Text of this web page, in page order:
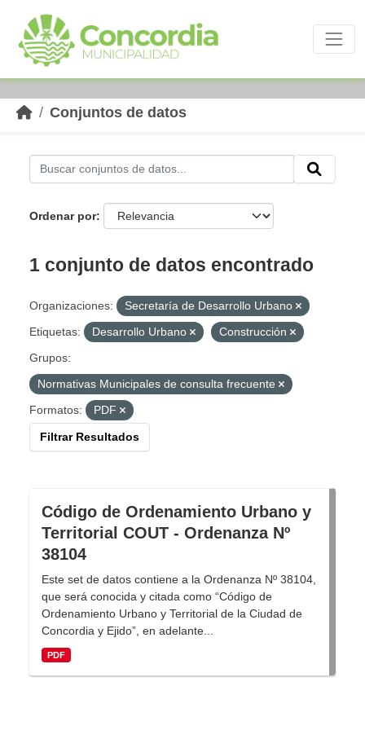
Conjuntos de datos
Ordenar por
1 conjunto de datos encontrado
Organizaciones:
Secretaría de Desarrollo Urbano
Etiquetas:
Desarrollo Urbano
Construcción
Grupos:
Normativas Municipales de consulta frecuente
Formatos:
PDF
Filtrar Resultados
Código de Ordenamiento Urbano y
Territorial COUT - Ordenanza Nº
38104
Este set de datos contiene a la Ordenanza Nº 38104,
que será conocida y citada como “Código de
Ordenamiento Urbano y Territorial de la Ciudad de
Concordia y Ejido”, en adelante...
PDF